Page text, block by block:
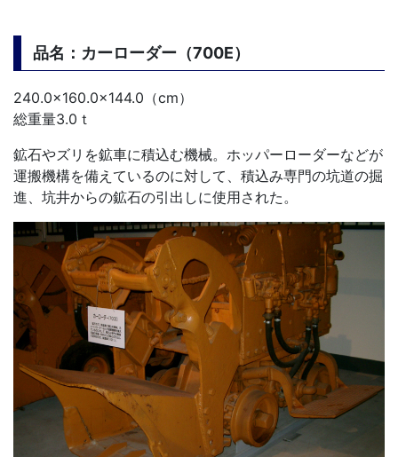
品名：カーローダー（700E）
240.0×160.0×144.0（cm）
総重量3.0ｔ
鉱石やズリを鉱車に積込む機械。ホッパーローダーなどが
運搬機構を備えているのに対して、積込み専門の坑道の掘
進、坑井からの鉱石の引出しに使用された。